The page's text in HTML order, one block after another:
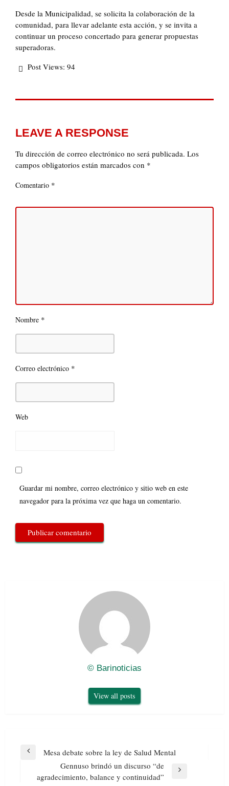
Desde la Municipalidad, se solicita la colaboración de la
comunidad, para llevar adelante esta acción, y se invita a
continuar un proceso concertado para generar propuestas
superadoras.
Post Views: 94
LEAVE A RESPONSE
Tu dirección de correo electrónico no será publicada. Los
campos obligatorios están marcados con *
Comentario *
Nombre *
Correo electrónico *
Web
Guardar mi nombre, correo electrónico y sitio web en este
navegador para la próxima vez que haga un comentario.
© Barinoticias
View all posts
Navegación
PreviousMesa debate sobre la ley de Salud Mental
Next
Gennuso brindó un discurso “de
agradecimiento, balance y continuidad”